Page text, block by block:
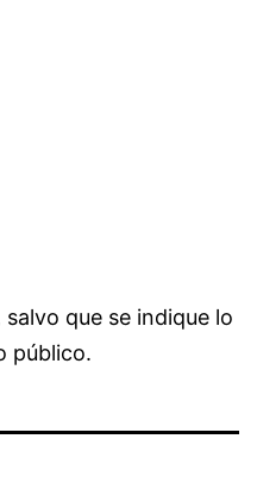
que se indique lo
público.